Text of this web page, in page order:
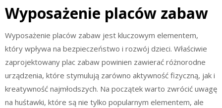
Wyposażenie placów zabaw
Wyposażenie placów zabaw jest kluczowym elementem,
który wpływa na bezpieczeństwo i rozwój dzieci. Właściwie
zaprojektowany plac zabaw powinien zawierać różnorodne
urządzenia, które stymulują zarówno aktywność fizyczną, jak i
kreatywność najmłodszych. Na początek warto zwrócić uwagę
na huśtawki, które są nie tylko popularnym elementem, ale